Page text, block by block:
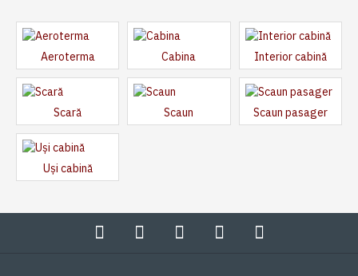
Aeroterma Cabina Interior cabină
Scară Scaun Scaun pasager
Uși cabină